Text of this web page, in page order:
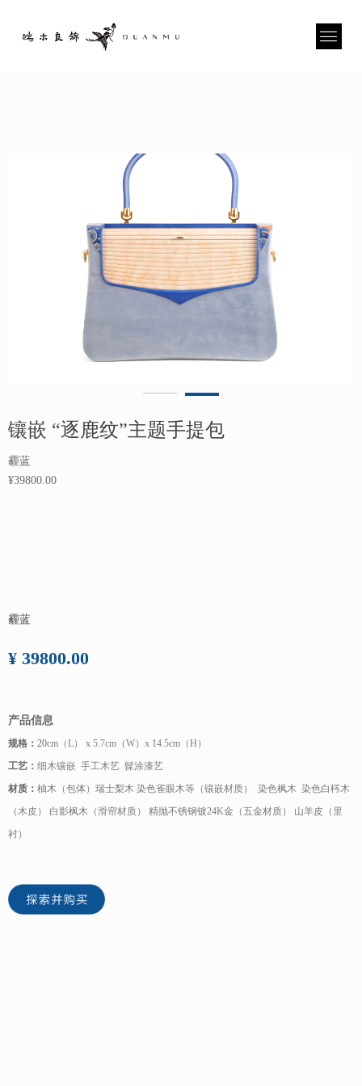
镶嵌 “逐鹿纹”主题手提包
霾蓝
¥39800.00
霾蓝
¥ 39800.00
产品信息
规格： 20cm（L） x 5.7cm（W）x 14.5cm（H）
工艺： 细木镶嵌 手工木艺 髹涂漆艺
材质： 柚木（包体）瑞士梨木 染色雀眼木等（镶嵌材质） 染色枫木 染色白梣木
（木皮） 白影枫木（滑帘材质） 精抛不锈钢镀24K金（五金材质） 山羊皮（里
衬）